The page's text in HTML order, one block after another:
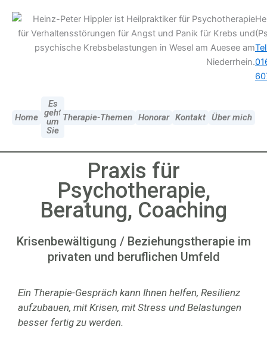
Home
Es
geht
um
Sie
Therapie-Themen Kontakt Über mich
Honorar
Praxis für
Psychotherapie,
Beratung, Coaching
Krisenbewältigung / Beziehungstherapie im
privaten und beruflichen Umfeld
Ein Therapie-Gespräch kann Ihnen helfen, Resilienz
aufzubauen, mit Krisen, mit Stress und Belastungen
besser fertig zu werden.